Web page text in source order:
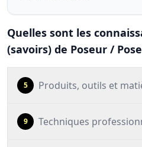
Quelles sont les
(savoirs) de Poseur /
5 Produits, outils et
9 Techniques